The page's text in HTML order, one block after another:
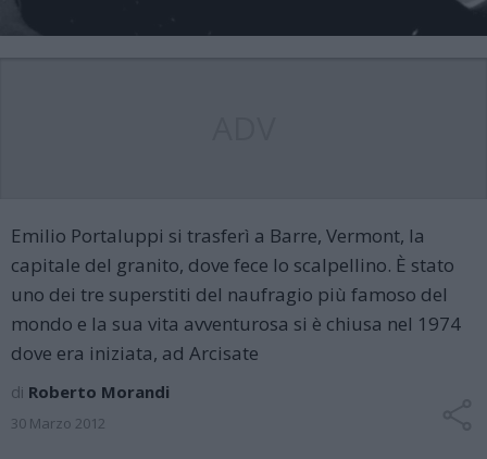
Emilio Portaluppi si trasferì a Barre, Vermont, la
capitale del granito, dove fece lo scalpellino. È stato
uno dei tre superstiti del naufragio più famoso del
mondo e la sua vita avventurosa si è chiusa nel 1974
dove era iniziata, ad Arcisate
di Roberto Morandi
30 Marzo 2012